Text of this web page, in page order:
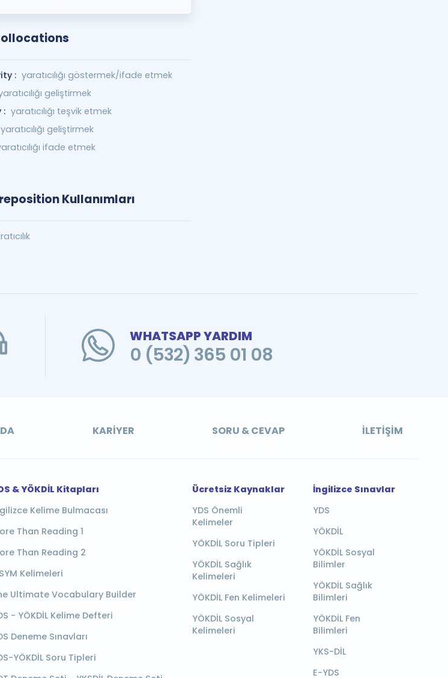
: yaratıcılığı göstermek/ifade etmek
geliştirmek
: yaratıcılığı teşvik etmek
yaratıcılığı geliştirmek
ifade etmek
Kullanımları
WHATSAPP YARDIM
0 (532) 365 01 08
KARIYER SORU & CEVAP İLETIŞIM
& YÖKDİL Kitapları
Kelime Bulmacası
Than Reading 1
Than Reading 2
Kelimeleri
Ultimate Vocabulary Builder
- YÖKDİL Kelime Defteri
Deneme Sınavları
YÖKDİL Soru Tipleri
Ücretsiz Kaynaklar
YDS Önemli
Kelimeler
YÖKDİL Soru Tipleri
YÖKDİL Sağlık
Kelimeleri
YÖKDİL Fen Kelimeleri
YÖKDİL Sosyal
Kelimeleri
İngilizce Sınavlar
YDS
YÖKDİL
YÖKDİL Sosyal
Bilimler
YÖKDİL Sağlık
Bilimleri
YÖKDİL Fen
Bilimleri
YKS-DİL
E-YDS